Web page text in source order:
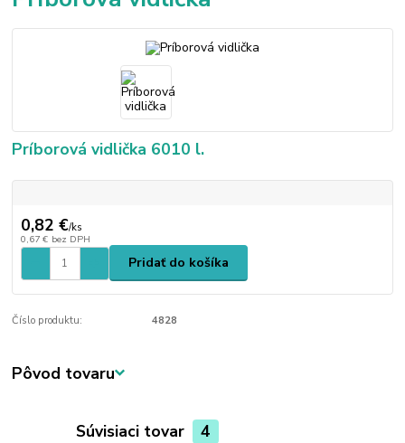
Príborová vidlička 6010 l.
0,82 €/ks
0,67 € bez DPH
Pridať do košíka
Číslo produktu: 4828
Pôvod tovaru
Súvisiaci tovar 4